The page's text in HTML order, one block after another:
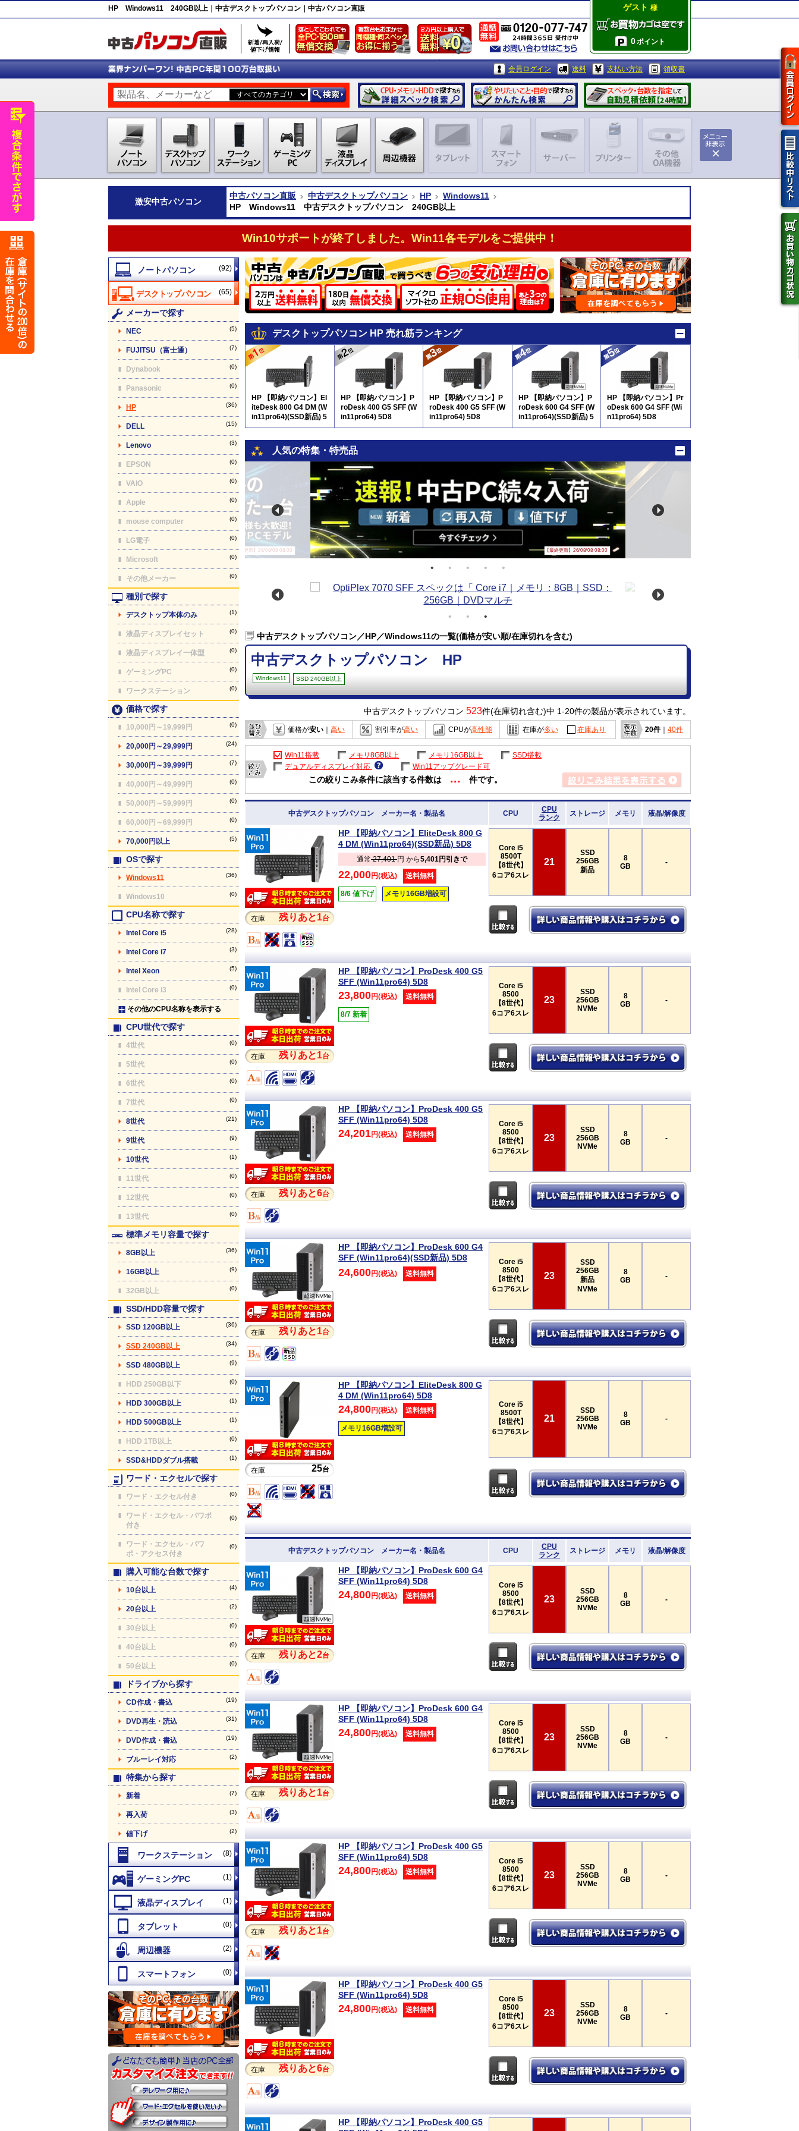
HP Windows11 240GB以上｜中古デスクトップパソコン｜中古パソコン直販 ゲスト 様
0ポイント
会員ログイン 送料 支払い方法 領収書
激安中古パソコン
中古パソコン直販 中古デスクトップパソコン HP
Windows11
HP Windows11 中古デスクトップパソコン 240GB以上
Win10サポートが終了しました。Win11各モデルをご提供中！
(92)
(65)
メーカーで探す
NEC (5)
FUJITSU（富士通） (7)
Dynabook (0)
Panasonic (0)
HP (36)
DELL (15)
Lenovo (3)
EPSON (0)
VAIO (0)
Apple (0)
mouse computer (0)
LG電子 (0)
Microsoft (0)
その他メーカー (0)
種別で探す
デスクトップ本体のみ (1)
液晶ディスプレイセット (0)
液晶ディスプレイ一体型 (0)
ゲーミングPC (0)
ワークステーション (0)
価格で探す
10,000円～19,999円 (0)
20,000円～29,999円 (24)
30,000円～39,999円 (7)
40,000円～49,999円 (0)
50,000円～59,999円 (0)
60,000円～69,999円 (0)
70,000円以上 (5)
OSで探す
Windows11 (36)
Windows10 (0)
CPU名称で探す
Intel Core i5 (28)
Intel Core i7 (3)
Intel Xeon (5)
Intel Core i3 (0)
その他のCPU名称を表示する
CPU世代で探す
4世代 (0)
5世代 (0)
6世代 (0)
7世代 (0)
8世代 (21)
9世代 (9)
10世代 (1)
11世代 (0)
12世代 (0)
13世代 (0)
標準メモリ容量で探す
8GB以上 (36)
16GB以上 (9)
32GB以上 (0)
SSD/HDD容量で探す
SSD 120GB以上 (36)
SSD 240GB以上 (34)
SSD 480GB以上 (9)
HDD 250GB以下 (0)
HDD 300GB以上 (1)
HDD 500GB以上 (1)
HDD 1TB以上 (0)
SSD&HDDダブル搭載 (1)
ワード・エクセルで探す
ワード・エクセル付き (0)
ワード・エクセル・パワポ
付き
(0)
ワード・エクセル・パワ
ポ・アクセス付き
(0)
購入可能な台数で探す
10台以上 (4)
20台以上 (2)
30台以上 (0)
40台以上 (0)
50台以上 (0)
ドライブから探す
CD作成・書込 (19)
DVD再生・読込 (31)
DVD作成・書込 (19)
ブルーレイ対応 (2)
特集から探す
新着 (7)
再入荷 (3)
値下げ (2)
(8)
(1)
(1)
(0)
(2)
(0)
デスクトップパソコン HP 売れ筋ランキング
HP 【即納パソコン】El
iteDesk 800 G4 DM (W
in11pro64)(SSD新品) 5
D8
HP 【即納パソコン】P
roDesk 400 G5 SFF (W
in11pro64) 5D8
HP 【即納パソコン】P
roDesk 400 G5 SFF (W
in11pro64) 5D8
HP 【即納パソコン】P
roDesk 600 G4 SFF (W
in11pro64)(SSD新品) 5
D8
HP 【即納パソコン】Pr
oDesk 600 G4 SFF (Wi
n11pro64) 5D8
人気の特集・特売品
【最終更新】26/08/08 08:00 【最終更新】26/08/08 08:00
中古デスクトップパソコン／HP／Windows11の一覧(価格が安い順/在庫切れを含む)
中古デスクトップパソコン HP
Windows11 SSD 240GB以上
中古デスクトップパソコン 523件(在庫切れ含む)中 1-20件の製品が表示されています。
価格が安い 高い 割引率が高い CPUが高性能 在庫が多い 在庫あり 20件｜ 40件
Win11搭載 メモリ8GB以上 メモリ16GB以上
SSD搭載
デュアルディスプレイ対応
Win11アップグレード可
この絞りこみ条件に該当する件数は ... 件です。
中古デスクトップパソコン メーカー名・製品名 CPU
CPU
ランク
ストレージ メモリ 液晶/解像度
在庫 残りあと1台
HP 【即納パソコン】EliteDesk 800 G
4 DM (Win11pro64)(SSD新品) 5D8
通常27,401円 から5,401円引きで
22,000円(税込) 送料無料
8/6 値下げ メモリ16GB増設可
Core i5
8500T
【8世代】
6コア6スレ
21
SSD
256GB
新品
8
GB
-
在庫 残りあと1台
HP 【即納パソコン】ProDesk 400 G5
SFF (Win11pro64) 5D8
23,800円(税込) 送料無料
8/7 新着
Core i5
8500
【8世代】
6コア6スレ
23
SSD
256GB
NVMe
8
GB
-
在庫 残りあと6台
HP 【即納パソコン】ProDesk 400 G5
SFF (Win11pro64) 5D8
24,201円(税込) 送料無料
Core i5
8500
【8世代】
6コア6スレ
23
SSD
256GB
NVMe
8
GB
-
在庫 残りあと1台
HP 【即納パソコン】ProDesk 600 G4
SFF (Win11pro64)(SSD新品) 5D8
24,600円(税込) 送料無料
Core i5
8500
【8世代】
6コア6スレ
23
SSD
256GB
新品
NVMe
8
GB
-
在庫 25台
HP 【即納パソコン】EliteDesk 800 G
4 DM (Win11pro64) 5D8
24,800円(税込) 送料無料
メモリ16GB増設可
Core i5
8500T
【8世代】
6コア6スレ
21
SSD
256GB
NVMe
8
GB
-
中古デスクトップパソコン メーカー名・製品名 CPU
CPU
ランク
ストレージ メモリ 液晶/解像度
在庫 残りあと2台
HP 【即納パソコン】ProDesk 600 G4
SFF (Win11pro64) 5D8
24,800円(税込) 送料無料
Core i5
8500
【8世代】
6コア6スレ
23
SSD
256GB
NVMe
8
GB
-
在庫 残りあと1台
HP 【即納パソコン】ProDesk 600 G4
SFF (Win11pro64) 5D8
24,800円(税込) 送料無料
Core i5
8500
【8世代】
6コア6スレ
23
SSD
256GB
NVMe
8
GB
-
在庫 残りあと1台
HP 【即納パソコン】ProDesk 400 G5
SFF (Win11pro64) 5D8
24,800円(税込) 送料無料
Core i5
8500
【8世代】
6コア6スレ
23
SSD
256GB
NVMe
8
GB
-
在庫 残りあと6台
HP 【即納パソコン】ProDesk 400 G5
SFF (Win11pro64) 5D8
24,800円(税込) 送料無料
Core i5
8500
【8世代】
6コア6スレ
23
SSD
256GB
NVMe
8
GB
-
HP 【即納パソコン】ProDesk 400 G5